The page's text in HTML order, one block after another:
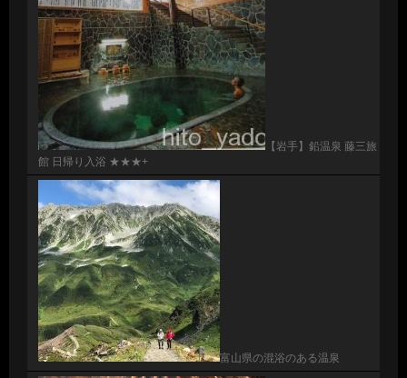
【岩手】鉛温泉 藤三旅
館 日帰り入浴 ★★★+
富山県の混浴のある温泉